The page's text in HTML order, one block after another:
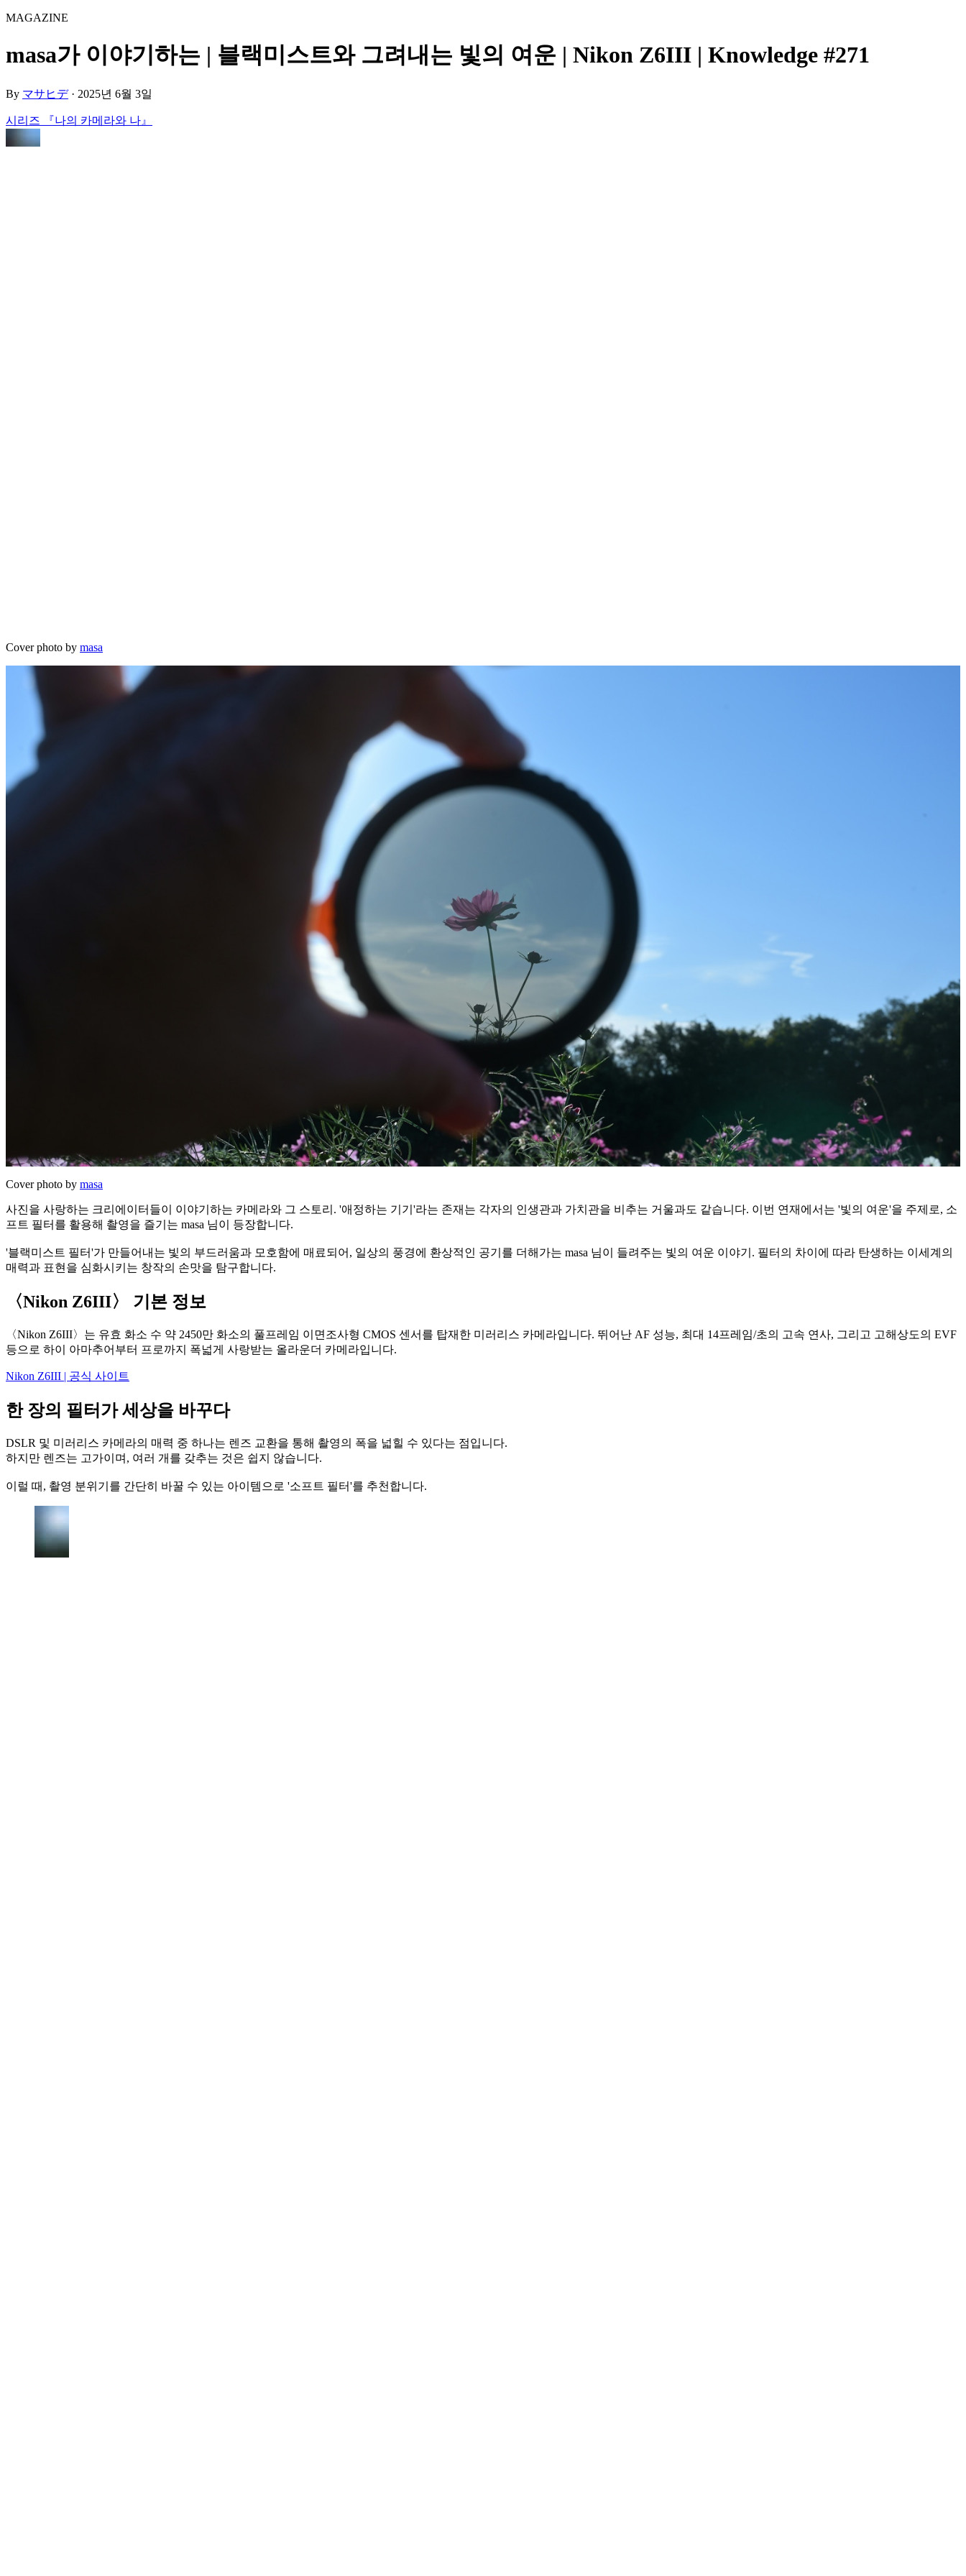
MAGAZINE
masa가 이야기하는 | 블랙미스트와 그려내는 빛의 여운 | Nikon Z6III | Knowledge #271
By マサヒデ · 2025년 6월 3일
시리즈 『나의 카메라와 나』
Cover photo by masa
Cover photo by masa
사진을 사랑하는 크리에이터들이 이야기하는 카메라와 그 스토리. '애정하는 기기'라는 존재는 각자의 인생관과 가치관을 비추는 거울과도 같습니다. 이번 연재에서는 '빛의 여운'을 주제로, 소
프트 필터를 활용해 촬영을 즐기는 masa 님이 등장합니다.
'블랙미스트 필터'가 만들어내는 빛의 부드러움과 모호함에 매료되어, 일상의 풍경에 환상적인 공기를 더해가는 masa 님이 들려주는 빛의 여운 이야기. 필터의 차이에 따라 탄생하는 이세계의
매력과 표현을 심화시키는 창작의 손맛을 탐구합니다.
〈Nikon Z6III〉 기본 정보
〈Nikon Z6III〉는 유효 화소 수 약 2450만 화소의 풀프레임 이면조사형 CMOS 센서를 탑재한 미러리스 카메라입니다. 뛰어난 AF 성능, 최대 14프레임/초의 고속 연사, 그리고 고해상도의 EVF
등으로 하이 아마추어부터 프로까지 폭넓게 사랑받는 올라운더 카메라입니다.
Nikon Z6III | 공식 사이트
한 장의 필터가 세상을 바꾸다
DSLR 및 미러리스 카메라의 매력 중 하나는 렌즈 교환을 통해 촬영의 폭을 넓힐 수 있다는 점입니다.
하지만 렌즈는 고가이며, 여러 개를 갖추는 것은 쉽지 않습니다.
이럴 때, 촬영 분위기를 간단히 바꿀 수 있는 아이템으로 '소프트 필터'를 추천합니다.